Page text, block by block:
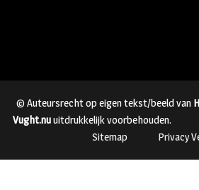
© Auteursrecht op eigen tekst/beeld van
Vught.nuuitdrukkelijk voorbehouden.
Sitemap
Privacy